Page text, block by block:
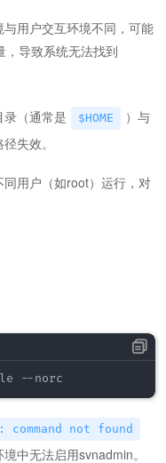
与用户交互环境不同，可能
，导致系统无法找到
录（通常是 $HOME
）与
失效。
同用户（如root）运行，对
command not found
中无法启用svnadmin。